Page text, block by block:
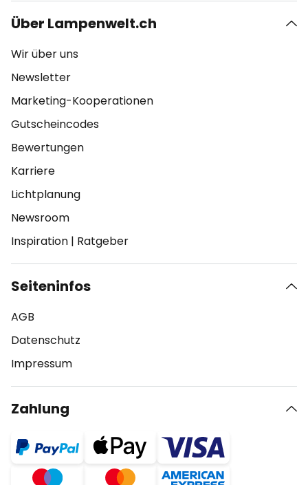
Über Lampenwelt.ch
Wir über uns
Newsletter
Marketing-Kooperationen
Gutscheincodes
Bewertungen
Karriere
Lichtplanung
Newsroom
Inspiration | Ratgeber
Seiteninfos
AGB
Datenschutz
Impressum
Zahlung